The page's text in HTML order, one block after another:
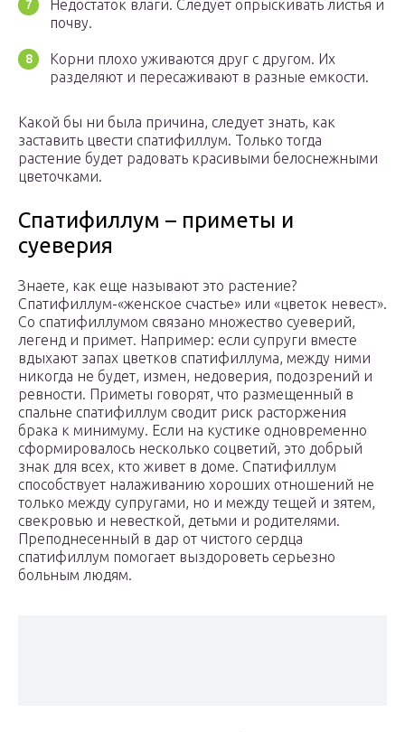
Недостаток влаги. Следует опрыскивать листья и
почву.
Корни плохо уживаются друг с другом. Их
разделяют и пересаживают в разные емкости.
Какой бы ни была причина, следует знать, как
заставить цвести спатифиллум. Только тогда
растение будет радовать красивыми белоснежными
цветочками.
Спатифиллум – приметы и
суеверия
Знаете, как еще называют это растение?
Спатифиллум-«женское счастье» или «цветок невест».
Со спатифиллумом связано множество суеверий,
легенд и примет. Например: если супруги вместе
вдыхают запах цветков спатифиллума, между ними
никогда не будет, измен, недоверия, подозрений и
ревности. Приметы говорят, что размещенный в
спальне спатифиллум сводит риск расторжения
брака к минимуму. Если на кустике одновременно
сформировалось несколько соцветий, это добрый
знак для всех, кто живет в доме. Спатифиллум
способствует налаживанию хороших отношений не
только между супругами, но и между тещей и зятем,
свекровью и невесткой, детьми и родителями.
Преподнесенный в дар от чистого сердца
спатифиллум помогает выздороветь серьезно
больным людям.